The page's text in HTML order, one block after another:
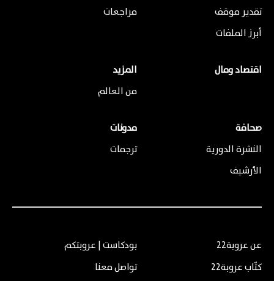
تقدير موقف
أبرز الملفات
مراجعات
اقتصاد ومال
المزيد
من العالم
صحافة
النشرة الدورية
الأرشيف
مدونات
ترجمات
عن عروبة22
كتّاب عروبة22
بودكاست | عروبتكم
تواصل معنا